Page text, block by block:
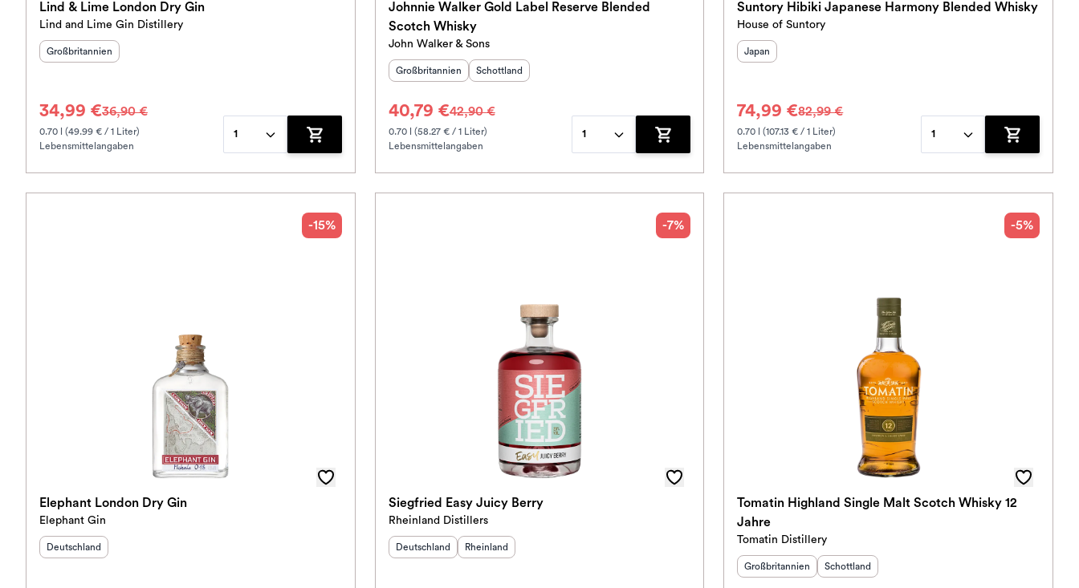
Lind & Lime London Dry Gin
Lind and Lime Gin Distillery
Herkunftsland:
Großbritannien
34,99 €36,90 €
0.70 l (49.99 € / 1 Liter)
Lebensmittelangaben
1
Zum Warenkorb hinzufügen
Johnnie Walker Gold Label Reserve Blended
Scotch Whisky
John Walker & Sons
Herkunftsland:
Großbritannien Herkunftsregion
Schottland
40,79 €42,90 €
0.70 l (58.27 € / 1 Liter)
Lebensmittelangaben
1
Zum Warenkorb hinzufügen
Suntory Hibiki Japanese Harmony Blended Whisky
House of Suntory
Herkunftsland
Japan
74,99 €82,99 €
0.70 l (107.13 € / 1 Liter)
Lebensmittelangaben
1
Zum
-15%
Elephant London Dry Gin
Elephant Gin
Herkunftsland
Deutschland
-7%
Siegfried Easy Juicy Berry
Rheinland Distillers
Herkunftsland
Deutschland Herkunftsregion
Rheinland
-5%
Tomatin Highland Single Malt Scotch Whisky 12
Jahre
Tomatin Distillery
Herkunftsland:
Großbritannien Herkunftsregion
Schottland